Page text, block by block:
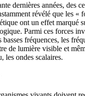
dernières années, des
révélé que les «
ont un effet marqué
Parmi ces forces
fréquences, les
de lumière visible et
les ondes scalaires.